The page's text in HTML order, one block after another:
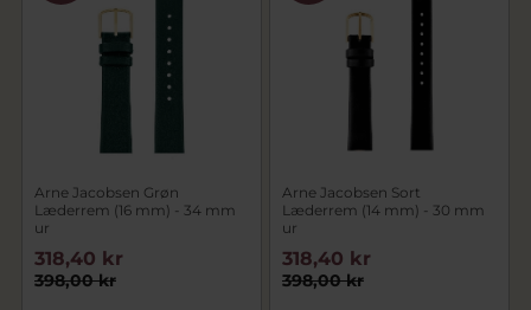
Arne Jacobsen Grøn
Læderrem (16 mm) - 34 mm
ur
398,00 kr
318,40 kr
Arne Jacobsen Sort
Læderrem (14 mm) - 30 mm
ur
398,00 kr
318,40 kr